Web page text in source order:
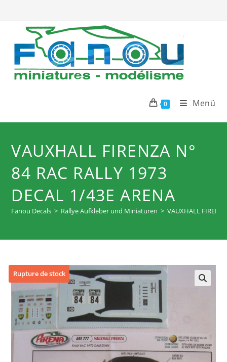
springen
0 Menü
VAUXHALL FIRENZA N°
84 RAC RALLY 1973
DECAL 1/43E ARENA
Fanou Decals > Rallye Aufkleber und Miniaturen > VAUXHALL
Rupture de stock